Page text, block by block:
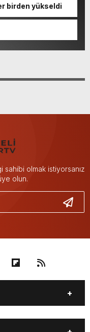
birden yükseldi
sahibi olmak istiyorsanız
olun.
ÖZEL